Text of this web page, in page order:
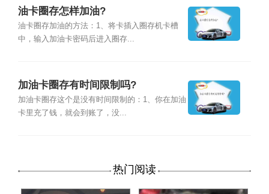
油卡圈存怎样加油?
油卡圈存加油的方法：1、将卡插入圈存机卡槽
中，输入加油卡密码后进入圈存...
加油卡圈存有时间限制吗?
加油卡圈存这个是没有时间限制的：1、你在加油
卡里充了钱，就会到账了，没...
热门阅读